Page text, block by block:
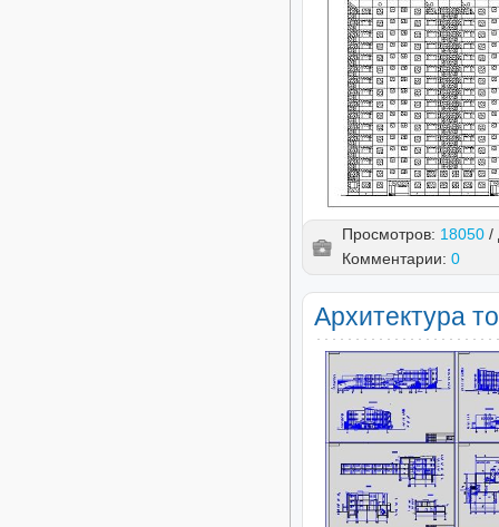
Просмотров: 18050 /
Комментарии: 0
Архитектура